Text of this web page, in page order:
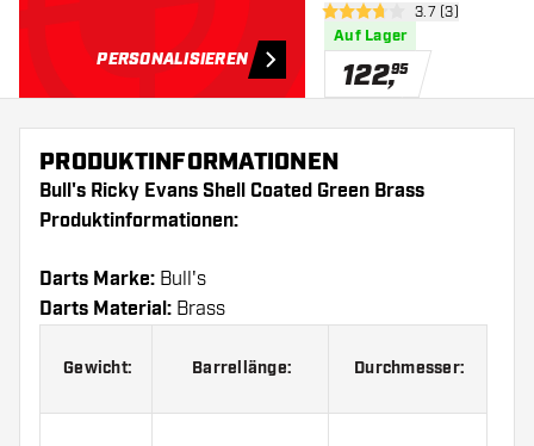
PERSONALISIEREN
3.7 Bewertungssterne
3.7 (3)
Auf Lager
122,95
PRODUKTINFORMATIONEN
Bull's Ricky Evans Shell Coated Green Brass
Produktinformationen:
Darts Marke: Bull's
Darts Material: Brass
Gewicht: Barrellänge: Durchmesser: